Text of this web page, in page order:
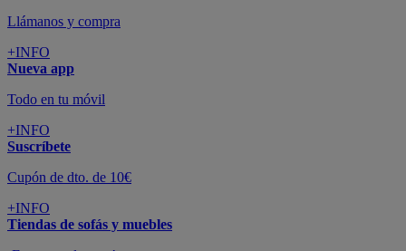
Llámanos y compra
+INFO
Nueva app
Todo en tu móvil
+INFO
Suscríbete
Cupón de dto. de 10€
+INFO
Tiendas de sofás y muebles